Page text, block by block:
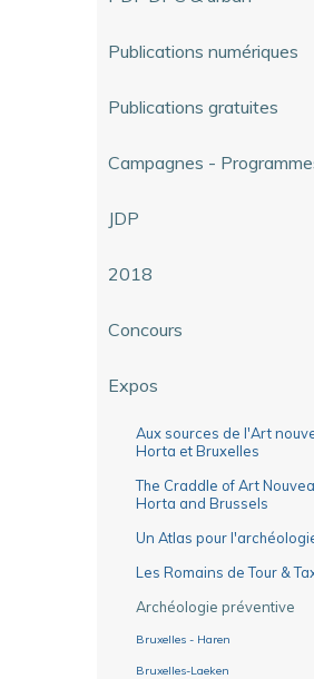
Publications numériques
Publications gratuites
Campagnes -
JDP
2018
Concours
Expos
Aux sources de l'Art
Horta et Bruxelles
The Craddle of Art
Horta and Brussels
Un Atlas pour
Les Romains de Tour &
Archéologie préventive
Bruxelles - Haren
Bruxelles-Laeken